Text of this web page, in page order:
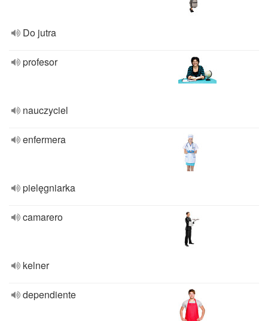
Do jutra
profesor
nauczyciel
enfermera
pielęgniarka
camarero
kelner
dependiente